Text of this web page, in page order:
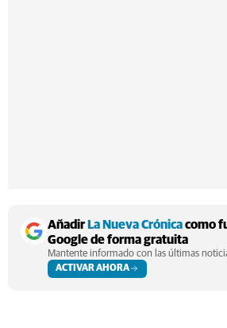
AñadirLa Nueva Crónicacomo
Google de forma gratuita
Mantente informado con las últimas
ACTIVAR AHORA